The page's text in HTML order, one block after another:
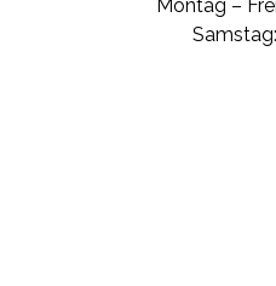
Montag –